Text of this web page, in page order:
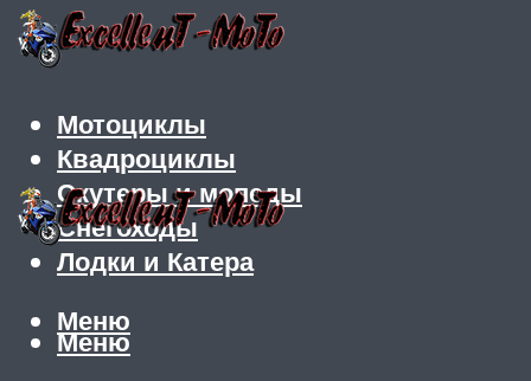
Мотоциклы
Квадроциклы
Скутеры и мопеды
Снегоходы
Лодки и Катера
Меню
Меню